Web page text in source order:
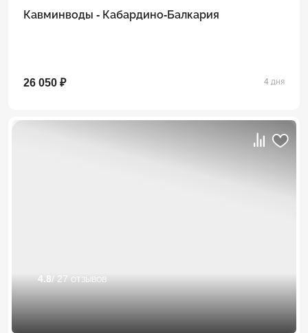
Кавминводы - Кабардино-Балкария
26 050 ₽ 4 дня
4.8/ 27 отзывов